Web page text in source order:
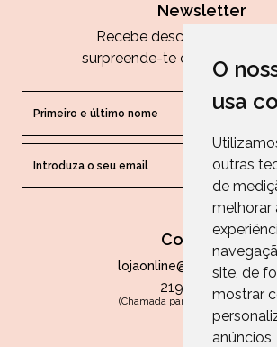
O
usa
outras
de
melhorar
site, de
mostrar
anúncios
Newsletter
Recebe descontos
surpreende-te com as
Contactos
lojaonline@paperandarts.pt
219 862 836
(Chamada para a rede fixa
Loja